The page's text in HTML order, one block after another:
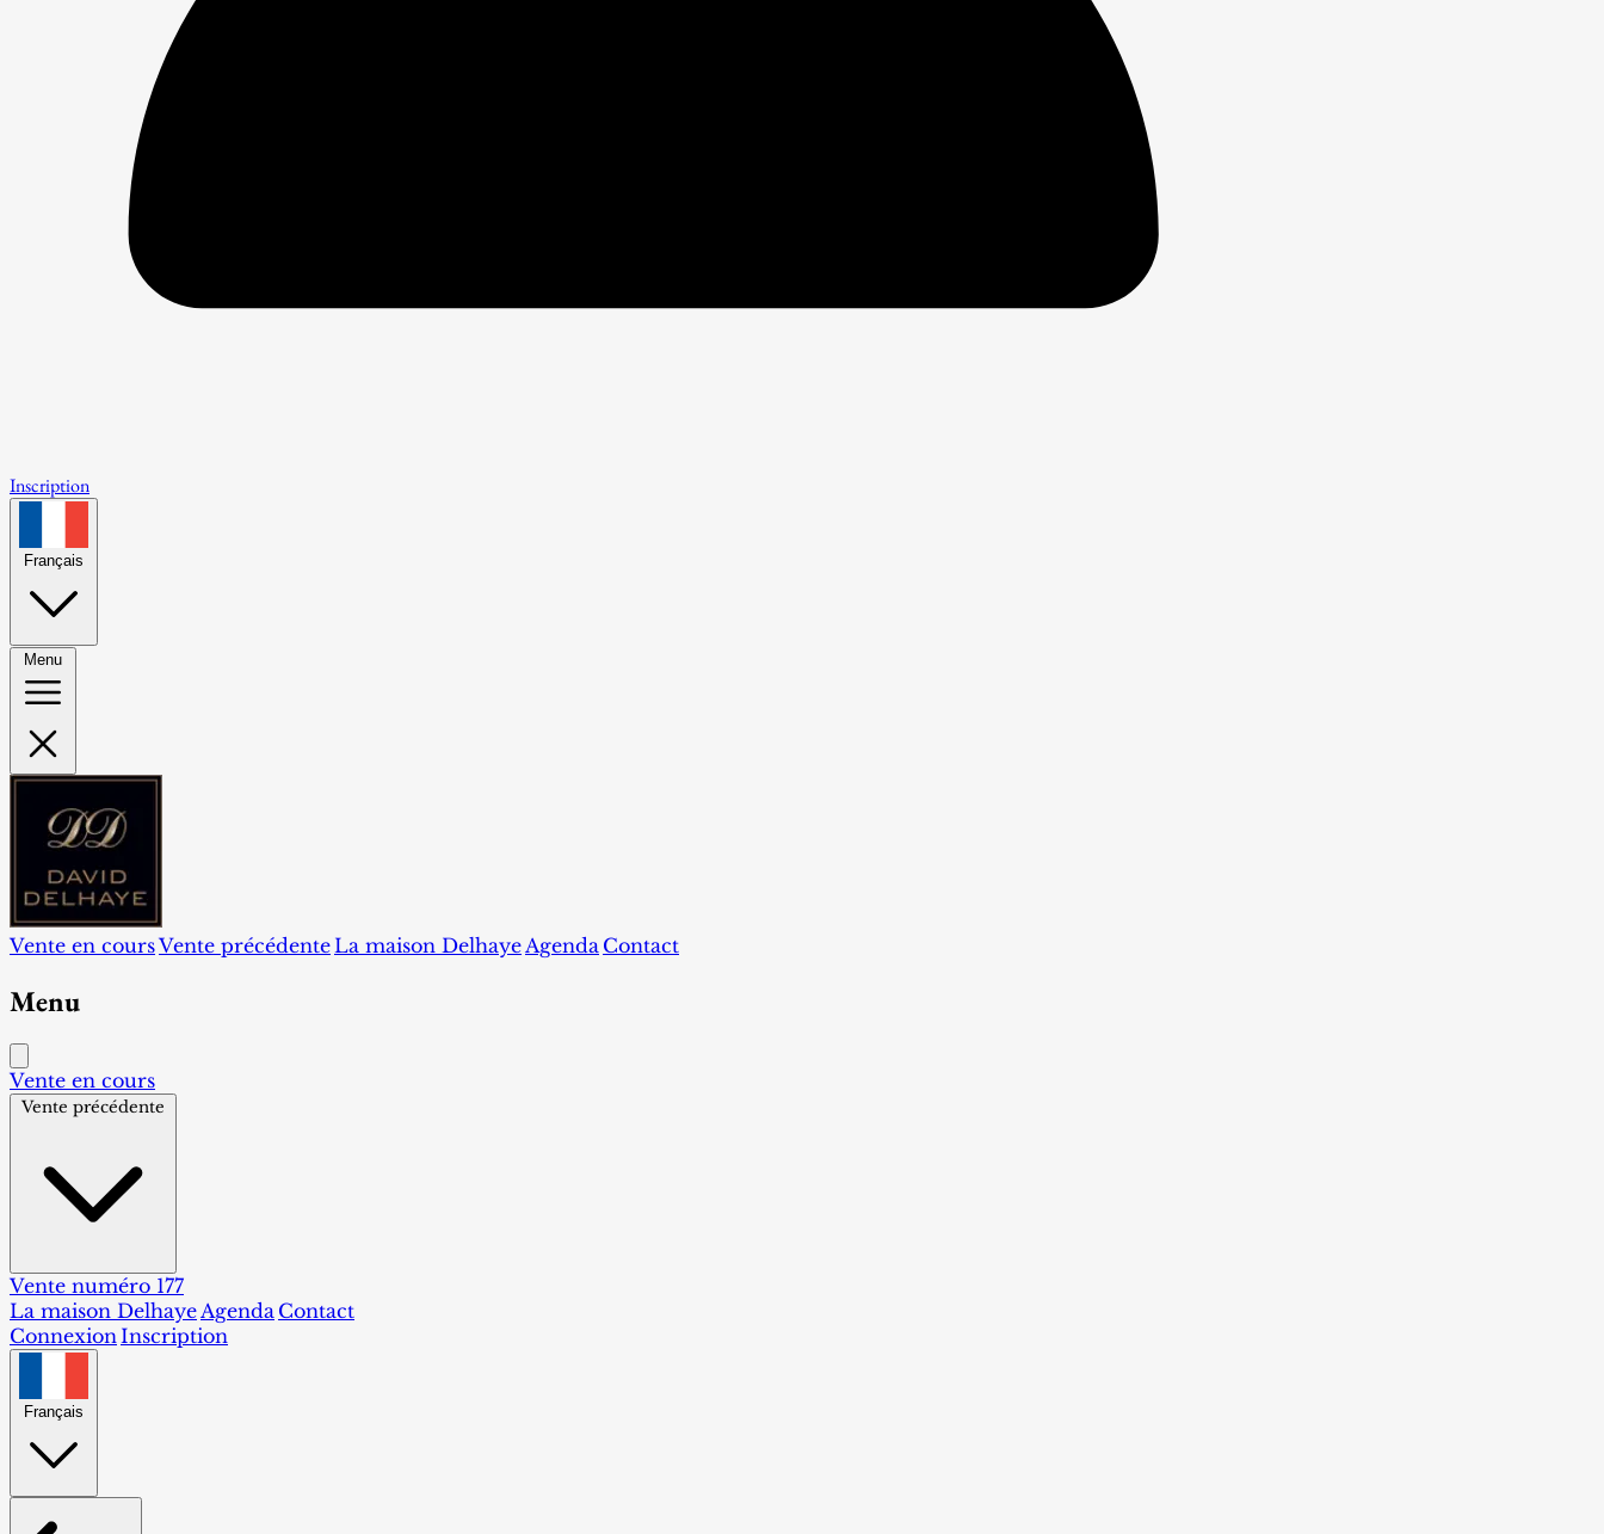
Inscription
Français
Menu
Vente en coursVente précédente La maison Delhaye Agenda Contact
Menu
Vente en cours
Vente précédente
Vente numéro 177
La maison DelhayeAgenda Contact
ConnexionInscription
Français